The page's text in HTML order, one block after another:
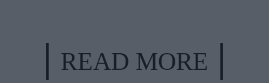
READ MORE